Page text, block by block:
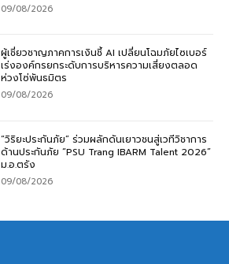
09/08/2026
ผู้เชี่ยวชาญภาคการเงินชี้ AI เปลี่ยนโฉมภัยไซเบอร์
เร่งองค์กรยกระดับการบริหารความเสี่ยงตลอด
ห่วงโซ่พันธมิตร
09/08/2026
“วิริยะประกันภัย” ร่วมผลักดันเยาวชนสู่เวทีวิชาการ
ด้านประกันภัย “PSU Trang IBARM Talent 2026”
ม.อ.ตรัง
09/08/2026